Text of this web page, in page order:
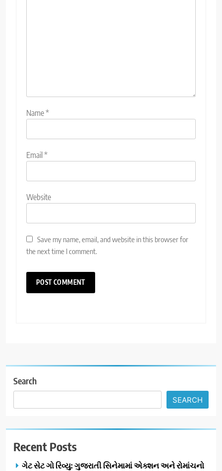
Name*
Email*
Website
Save my name, email, and website in this browser for
the next time I comment.
Search
SEARCH
Recent Posts
ગેટ સેટ ગો રિવ્યુ: ગુજરાતી સિનેમામાં એક્શન અને રોમાંચનો